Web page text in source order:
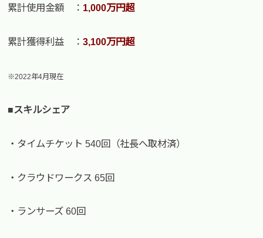
累計使用金額 ： 1,000万円超
累計獲得利益 ：3,100万円超
※2022年4月現在
■スキルシェア
・タイムチケット 540回（社長へ取材済）
・クラウドワークス 65回
・ランサーズ 60回